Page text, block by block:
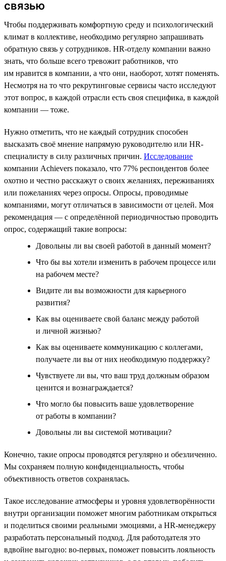
связью
Чтобы поддерживать комфортную среду и психологический
климат в коллективе, необходимо регулярно запрашивать
обратную связь у сотрудников. HR-отделу компании важно
знать, что больше всего тревожит работников, что
им нравится в компании, а что они, наоборот, хотят поменять.
Несмотря на то что рекрутинговые сервисы часто исследуют
этот вопрос, в каждой отрасли есть своя специфика, в каждой
компании — тоже.
Нужно отметить, что не каждый сотрудник способен
высказать своё мнение напрямую руководителю или HR-
специалисту в силу различных причин. Исследование
компании Achievers показало, что 77% респондентов более
охотно и честно расскажут о своих желаниях, переживаниях
или пожеланиях через опросы. Опросы, проводимые
компаниями, могут отличаться в зависимости от целей. Моя
рекомендация — с определённой периодичностью проводить
опрос, содержащий такие вопросы:
Довольны ли вы своей работой в данный момент?
Что бы вы хотели изменить в рабочем процессе или
на рабочем месте?
Видите ли вы возможности для карьерного
развития?
Как вы оцениваете свой баланс между работой
и личной жизнью?
Как вы оцениваете коммуникацию с коллегами,
получаете ли вы от них необходимую поддержку?
Чувствуете ли вы, что ваш труд должным образом
ценится и вознаграждается?
Что могло бы повысить ваше удовлетворение
от работы в компании?
Довольны ли вы системой мотивации?
Конечно, такие опросы проводятся регулярно и обезличенно.
Мы сохраняем полную конфиденциальность, чтобы
объективность ответов сохранялась.
Такое исследование атмосферы и уровня удовлетворённости
внутри организации поможет многим работникам открыться
и поделиться своими реальными эмоциями, а HR-менеджеру
разработать персональный подход. Для работодателя это
вдвойне выгодно: во-первых, поможет повысить лояльность